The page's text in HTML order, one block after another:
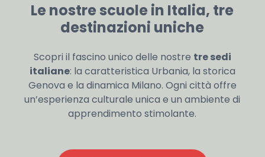
Le nostre scuole in Italia, tre
destinazioni uniche
Scopri il fascino unico delle nostre tre sedi
italiane: la caratteristica Urbania, la storica
Genova e la dinamica Milano. Ogni città offre
un’esperienza culturale unica e un ambiente di
apprendimento stimolante.